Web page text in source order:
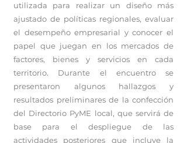
utilizada para realizar un diseño más
ajustado de políticas regionales, evaluar
el desempeño empresarial y conocer el
papel que juegan en los mercados de
factores, bienes y servicios en cada
territorio. Durante el encuentro se
presentaron algunos hallazgos y
resultados preliminares de la confección
del Directorio PyME local, que servirá de
base para el despliegue de las
actividades posteriores que incluye la